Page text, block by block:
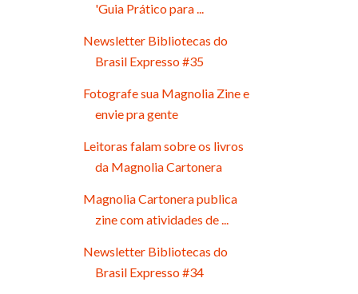
'Guia Prático para ...
Newsletter Bibliotecas do
Brasil Expresso #35
Fotografe sua Magnolia Zine e
envie pra gente
Leitoras falam sobre os livros
da Magnolia Cartonera
Magnolia Cartonera publica
zine com atividades de ...
Newsletter Bibliotecas do
Brasil Expresso #34